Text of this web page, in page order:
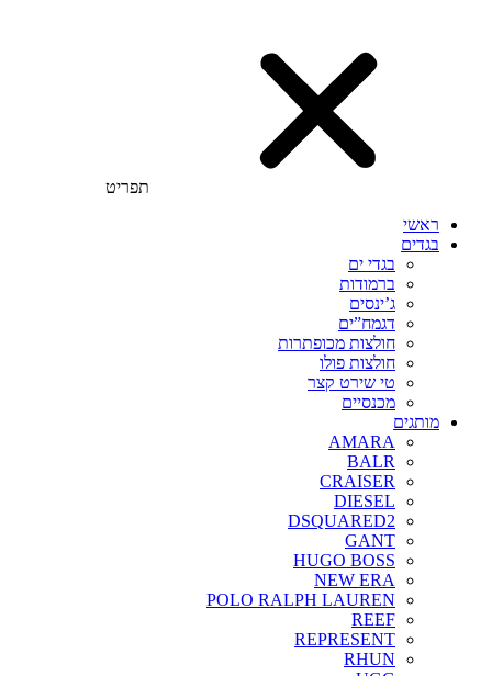
תפריט
ראשי
בגדים
בגדי ים
ברמודות
ג’ינסים
דגמח”ים
חולצות מכופתרות
חולצות פולו
טי שירט קצר
מכנסיים
מותגים
AMARA
BALR
CRAISER
DIESEL
DSQUARED2
GANT
HUGO BOSS
NEW ERA
POLO RALPH LAUREN
REEF
REPRESENT
RHUN